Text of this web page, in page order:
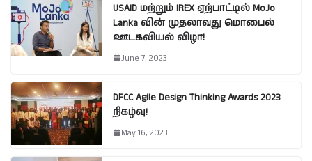
USAID மற்றும் IREX ஏற்பாட்டில் MoJo
Lanka வின் முதலாவது மொபைல்
ஊடகவியல் விழா!
June 7, 2023
DFCC Agile Design Thinking Awards 2023
நிகழ்வு!
May 16, 2023